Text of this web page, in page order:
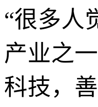
“很多人
产业之
科技，